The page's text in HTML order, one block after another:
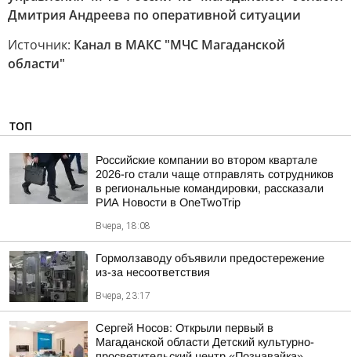
Дмитрия Андреева по оперативной ситуации
Источник: Канал в МАКС "МЧС Магаданской
области"
ТОП
Российские компании во втором квартале
2026-го стали чаще отправлять сотрудников
в региональные командировки, рассказали
РИА Новости в OneTwoTrip
Вчера, 18:08
Гормолзаводу объявили предостережение
из-за несоответствия
Вчера, 23:17
Сергей Носов: Открыли первый в
Магаданской области Детский культурно-